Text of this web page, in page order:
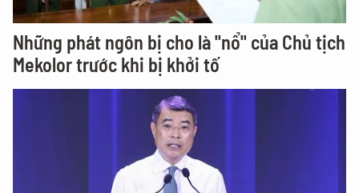
Những phát ngôn bị cho là "nổ" của Chủ tịch
Mekolor trước khi bị khởi tố